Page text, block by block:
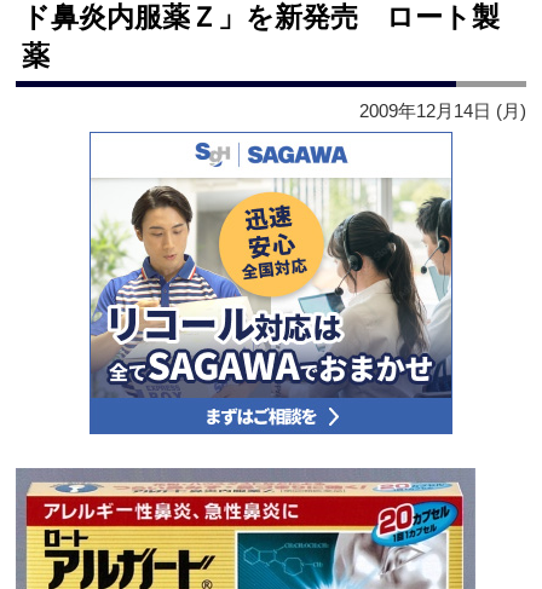
ド鼻炎内服薬Ｚ」を新発売 ロート製
薬
2009年12月14日 (月)